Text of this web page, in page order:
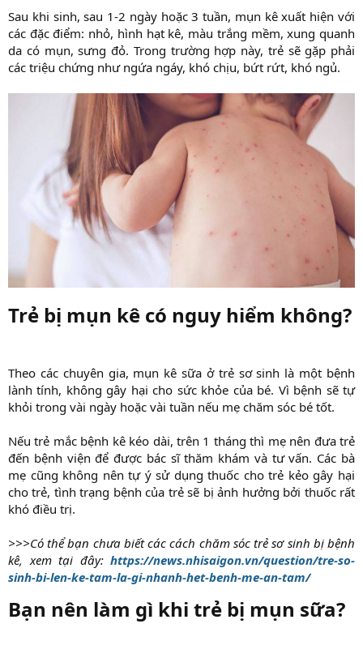
Sau khi sinh, sau 1-2 ngày hoặc 3 tuần, mụn kê xuất hiện với
các đặc điểm: nhỏ, hình hạt kê, màu trắng mềm, xung quanh
da có mụn, sưng đỏ. Trong trường hợp này, trẻ sẽ gặp phải
các triệu chứng như ngứa ngáy, khó chịu, bứt rứt, khó ngủ.
Trẻ bị mụn kê có nguy hiểm không?​
Theo các chuyên gia, mụn kê sữa ở trẻ sơ sinh là một bệnh
lành tính, không gây hại cho sức khỏe của bé. Vì bệnh sẽ tự
khỏi trong vài ngày hoặc vài tuần nếu mẹ chăm sóc bé tốt.
Nếu trẻ mắc bệnh kê kéo dài, trên 1 tháng thì mẹ nên đưa trẻ
đến bệnh viện để được bác sĩ thăm khám và tư vấn. Các bà
mẹ cũng không nên tự ý sử dụng thuốc cho trẻ kẻo gây hại
cho trẻ, tình trạng bệnh của trẻ sẽ bị ảnh hưởng bởi thuốc rất
khó điều trị.
>>>Có thể bạn chưa biết các cách chăm sóc trẻ sơ sinh bị bệnh
kê, xem tại đây: https://news.nhisaigon.vn/question/tre-so-
sinh-bi-len-ke-tam-la-gi-nhanh-het-benh-me-an-tam/
Bạn nên làm gì khi trẻ bị mụn sữa?​